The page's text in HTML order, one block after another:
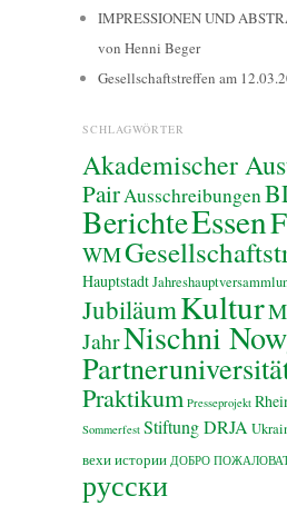
IMPRESSIONEN UND
von Henni Beger
Gesellschaftstreffen am
SCHLAGWÖRTER
Akademischer
PairAusschreibungen
BerichteEssen
WM
Hauptstadt
JubiläumKultur
JahrNischni
Praktikum Presseprojekt
Sommerfest Stiftung DRJA
вехи истории ДОБРО
русски